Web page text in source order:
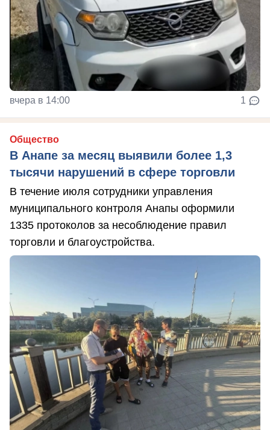
вчера в 14:00 1
Общество
В Анапе за месяц выявили более 1,3
тысячи нарушений в сфере торговли
В течение июля сотрудники управления
муниципального контроля Анапы оформили
1335 протоколов за несоблюдение правил
торговли и благоустройства.